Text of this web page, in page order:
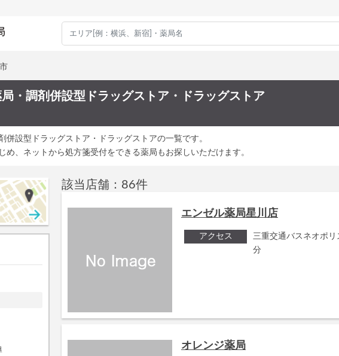
・調剤併設型ドラッグストア・ドラッグストア
併設型ドラッグストア・ドラッグストアの一覧です。
め、ネットから処方箋受付をできる薬局もお探しいただけます。
該当店舗：86件
エンゼル薬局星川店
アクセス
三重交通バスネオポ
分
オレンジ薬局